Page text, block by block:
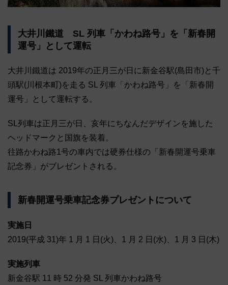
大井川鐵道 SL 列車「かわね路号」を「新春開
運号」として運転
大井川鐵道は 2019年の正月三が日に新金谷駅(島田市)と千
頭駅(川根本町)を走る SL 列車「かわね路号」を「新春開
運号」として運転する。
SL列車は正月三が日、亥年にちなんだデザインを施した
ヘッドマークと国旗を装着。
往路かわね路1号の車内では硬券仕様の「新春開運号乗車
記念券」がブレゼントされる。
新春開運号乗車記念券プレゼントについて
実施日
2019(平成 31)年 1 月 1 日(火)、1 月 2 日(水)、1 月 3 日(木)
実施列車
新金谷駅 11 時 52 分発 SL 列車かわね路号